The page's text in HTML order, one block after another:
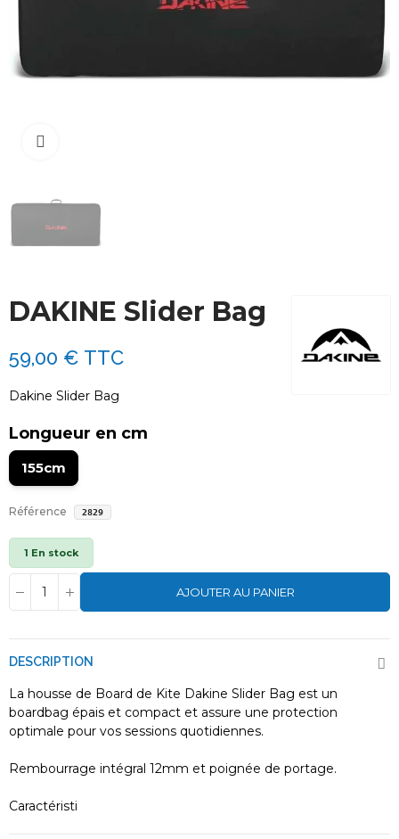
DAKINE Slider Bag
59,00 € TTC
Dakine Slider Bag
Longueur en cm
155cm
Référence 2829
1 En stock
AJOUTER AU PANIER
DESCRIPTION
La housse de Board de Kite Dakine Slider Bag est un
boardbag épais et compact et assure une protection
optimale pour vos sessions quotidiennes.
Rembourrage intégral 12mm et poignée de portage.
Caractéristi